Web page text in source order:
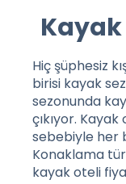
Hiç şüphesiz
birisi kayak
sezonunda
çıkıyor.
sebebiyle her
Konaklama
kayak oteli